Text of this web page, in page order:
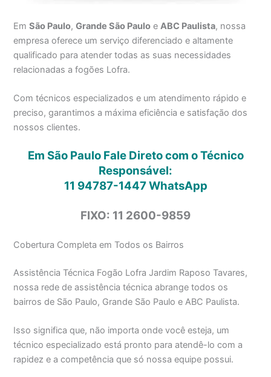
EmSão Paulo,Grande São Paulo e ABC Paulista, nossa
empresa oferece um serviço diferenciado e altamente
qualificado para atender todas as suas necessidades
relacionadas a fogões Lofra.
Com técnicos especializados e um atendimento rápido e
preciso, garantimos a máxima eficiência e satisfação dos
nossos clientes.
Em São Paulo Fale Direto com o Técnico
Responsável:
11 94787-1447WhatsApp
FIXO: 11 2600-9859
Cobertura Completa em Todos os Bairros
Assistência Técnica Fogão Lofra Jardim Raposo Tavares,
nossa rede de assistência técnica abrange todos os
bairros de São Paulo, Grande São Paulo e ABC Paulista.
Isso significa que, não importa onde você esteja, um
técnico especializado está pronto para atendê-lo com a
rapidez e a competência que só nossa equipe possui.